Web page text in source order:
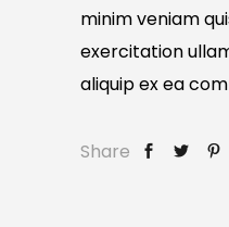
minim veniam
exercitation
aliquip ex ea
Share